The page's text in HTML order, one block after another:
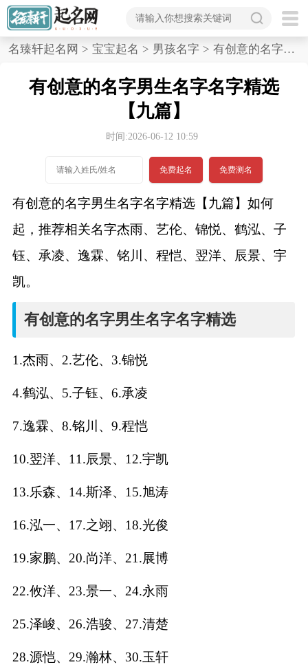
首
名
打
分
男孩名字打分
女孩名字打分
名臻轩起名网 > 宝宝起名 > 男孩名字 > 有创意的名字男生名字名字精选,九篇
有创意的名字男生名字名字精选
【九篇】
时间:2026-06-12 10:59
免费起名 免费测名
有创意的名字男生名字名字精选【九篇】如何
起，推荐相关名字杰雨、艺伦、锦悦、鹤泓、子
钰、承凌、逸霖、铭川、程恺、翌洋、辰景、宇
凯。
有创意的名字男生名字名字精选
1.杰雨、2.艺伦、3.锦悦
4.鹤泓、5.子钰、6.承凌
7.逸霖、8.铭川、9.程恺
10.翌洋、11.辰景、12.宇凯
13.乐森、14.斯泽、15.旭涛
16.泓一、17.之翊、18.光俊
19.家鹏、20.尚洋、21.展博
22.攸洋、23.景一、24.永雨
25.泽峻、26.浩骏、27.清楚
28.源恺、29.瀚林、30.玉轩